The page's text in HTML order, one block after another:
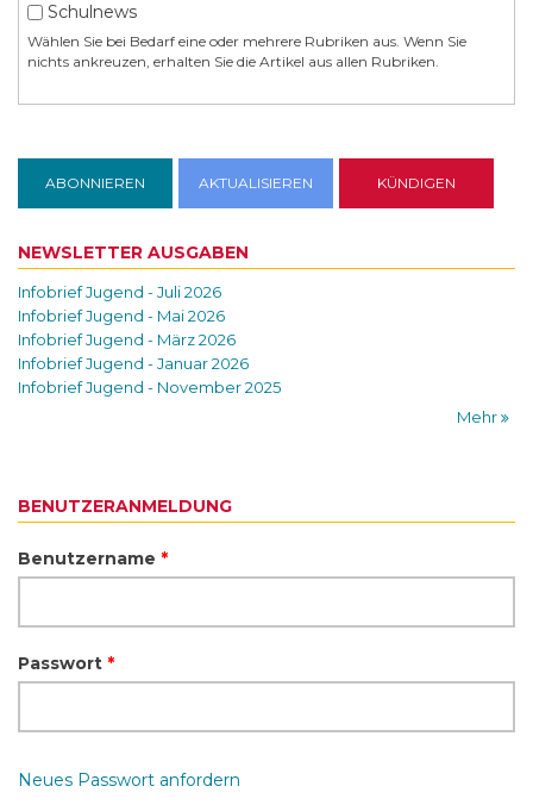
Schulnews
Wählen Sie bei Bedarf eine oder mehrere Rubriken aus. Wenn Sie
nichts ankreuzen, erhalten Sie die Artikel aus allen Rubriken.
NEWSLETTER AUSGABEN
Infobrief Jugend - Juli 2026
Infobrief Jugend - Mai 2026
Infobrief Jugend - März 2026
Infobrief Jugend - Januar 2026
Infobrief Jugend - November 2025
Mehr
BENUTZERANMELDUNG
Benutzername *
Passwort *
Neues Passwort anfordern